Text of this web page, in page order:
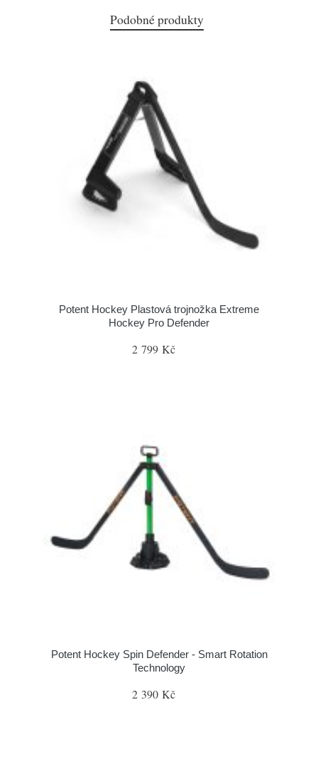
Podobné produkty
Potent Hockey Plastová trojnožka Extreme
Hockey Pro Defender
2 799 Kč
Potent Hockey Spin Defender - Smart Rotation
Technology
2 390 Kč